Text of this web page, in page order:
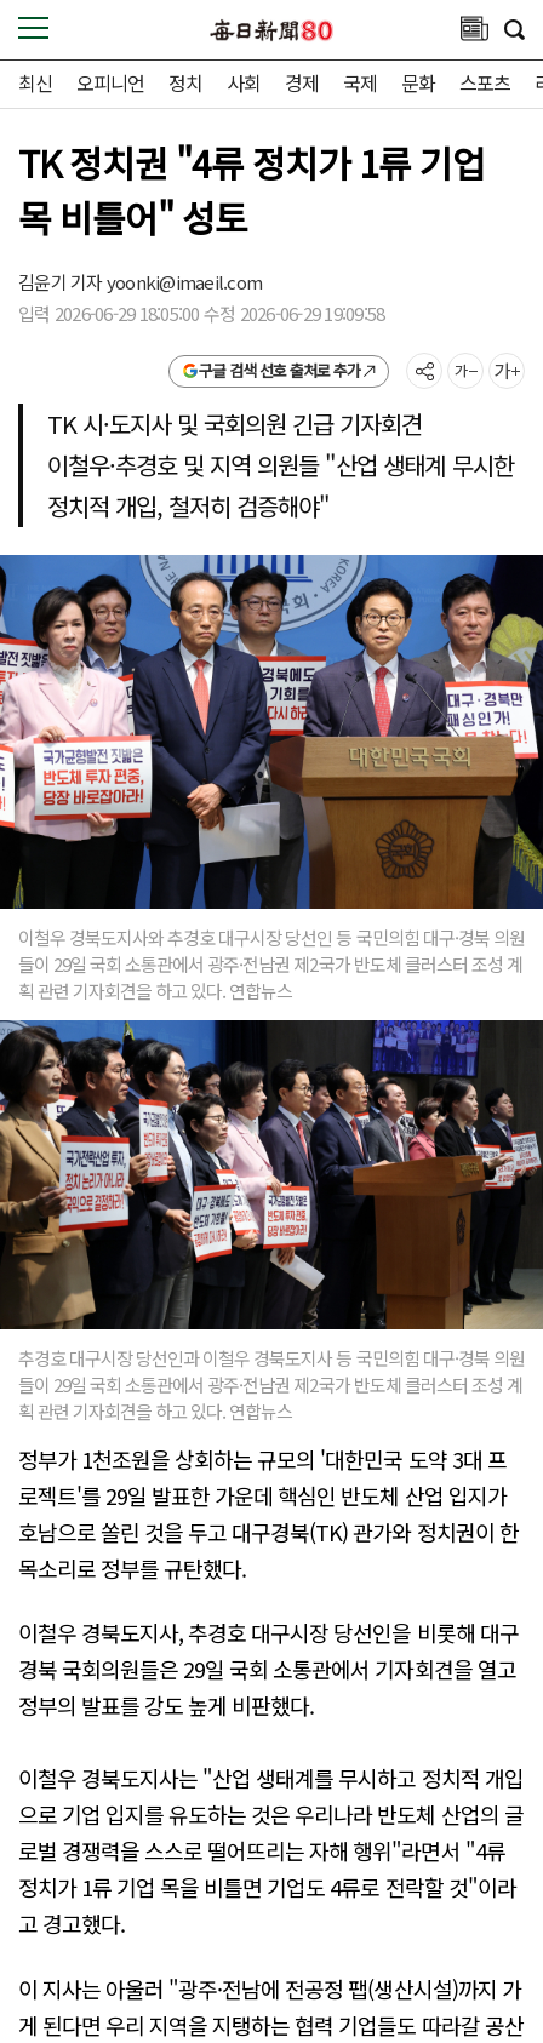
최신 오피니언 정치 사회 경제 국제 문화 스포츠
TK 정치권 "4류 정치가 1류 기업
목 비틀어" 성토
김윤기 기자yoonki@imaeil.com
입력 2026-06-29 18:05:00 수정 2026-06-29 19:09:58
구글 검색 선호 출처로 추가
TK 시·도지사 및 국회의원 긴급 기자회견
이철우·추경호 및 지역 의원들 "산업 생태계 무시한
정치적 개입, 철저히 검증해야"
이철우 경북도지사와 추경호 대구시장 당선인 등 국민의힘 대구·경북 의원
들이 29일 국회 소통관에서 광주·전남권 제2국가 반도체 클러스터 조성 계
획 관련 기자회견을 하고 있다. 연합뉴스
추경호 대구시장 당선인과 이철우 경북도지사 등 국민의힘 대구·경북 의원
들이 29일 국회 소통관에서 광주·전남권 제2국가 반도체 클러스터 조성 계
획 관련 기자회견을 하고 있다. 연합뉴스
정부가 1천조원을 상회하는 규모의 '대한민국 도약 3대 프
로젝트'를 29일 발표한 가운데 핵심인 반도체 산업 입지가
호남으로 쏠린 것을 두고 대구경북(TK) 관가와 정치권이 한
목소리로 정부를 규탄했다.
이철우 경북도지사, 추경호 대구시장 당선인을 비롯해 대구
경북 국회의원들은 29일 국회 소통관에서 기자회견을 열고
정부의 발표를 강도 높게 비판했다.
이철우 경북도지사는 "산업 생태계를 무시하고 정치적 개입
으로 기업 입지를 유도하는 것은 우리나라 반도체 산업의 글
로벌 경쟁력을 스스로 떨어뜨리는 자해 행위"라면서 "4류
정치가 1류 기업 목을 비틀면 기업도 4류로 전락할 것"이라
고 경고했다.
이 지사는 아울러 "광주·전남에 전공정 팹(생산시설)까지 가
게 된다면 우리 지역을 지탱하는 협력 기업들도 따라갈 공산